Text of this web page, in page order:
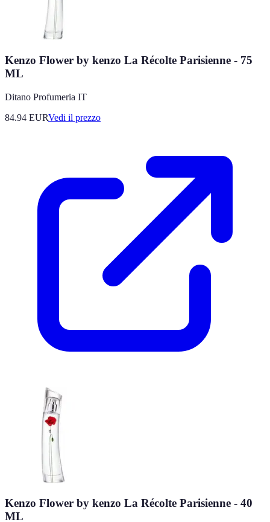
Kenzo Flower by kenzo La Récolte Parisienne - 75
ML
Ditano Profumeria IT
84.94 EURVedi il prezzo
Kenzo Flower by kenzo La Récolte Parisienne - 40
ML